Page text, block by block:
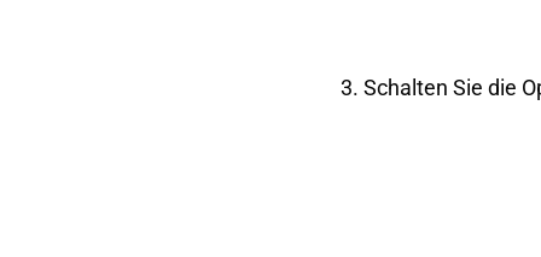
3. Schalten Sie die